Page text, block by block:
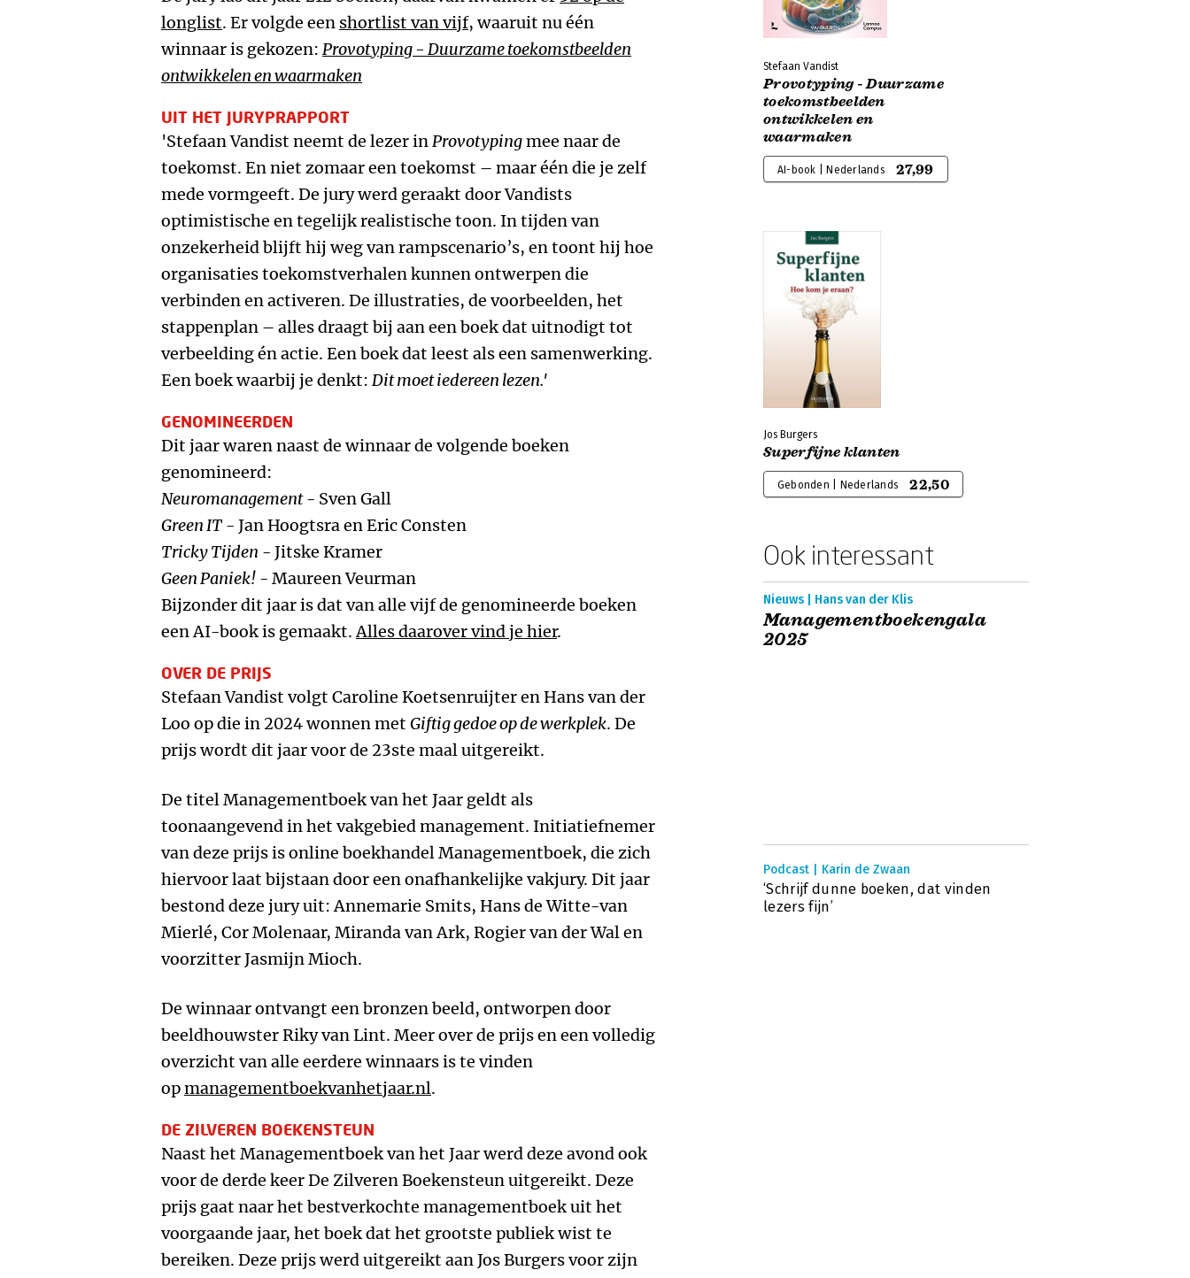
longlist. Er volgde een shortlist van vijf, waaruit nu één
winnaar is gekozen: Provotyping - Duurzame toekomstbeelden
ontwikkelen en waarmaken
UIT HET JURYPRAPPORT
'Stefaan Vandist neemt de lezer inProvotypingmee naar de
toekomst. En niet zomaar een toekomst – maar één die je zelf
mede vormgeeft. De jury werd geraakt door Vandists
optimistische en tegelijk realistische toon. In tijden van
onzekerheid blijft hij weg van rampscenario’s, en toont hij hoe
organisaties toekomstverhalen kunnen ontwerpen die
verbinden en activeren. De illustraties, de voorbeelden, het
stappenplan – alles draagt bij aan een boek dat uitnodigt tot
verbeelding én actie. Een boek dat leest als een samenwerking.
Een boek waarbij je denkt: Dit moet iedereen lezen.'
GENOMINEERDEN
Dit jaar waren naast de winnaar de volgende boeken
genomineerd:
Neuromanagement- Sven Gall
Green IT- Jan Hoogtsra en Eric Consten
Tricky Tijden - Jitske Kramer
Geen Paniek! - Maureen Veurman
Bijzonder dit jaar is dat van alle vijf de genomineerde boeken
een AI-book is gemaakt.Alles daarover vind je hier.
OVER DE PRIJS
Stefaan Vandist volgt Caroline Koetsenruijter en Hans van der
Loo op die in 2024 wonnen met Giftig gedoe op de werkplek. De
prijs wordt dit jaar voor de 23ste maal uitgereikt.
De titel Managementboek van het Jaar geldt als
toonaangevend in het vakgebied management. Initiatiefnemer
van deze prijs is online boekhandel Managementboek, die zich
hiervoor laat bijstaan door een onafhankelijke vakjury. Dit jaar
bestond deze jury uit: Annemarie Smits, Hans de Witte-van
Mierlé, Cor Molenaar, Miranda van Ark, Rogier van der Wal en
voorzitter Jasmijn Mioch.
De winnaar ontvangt een bronzen beeld, ontworpen door
beeldhouwster Riky van Lint. Meer over de prijs en een volledig
overzicht van alle eerdere winnaars is te vinden
opmanagementboekvanhetjaar.nl.
DE ZILVEREN BOEKENSTEUN
Naast het Managementboek van het Jaar werd deze avond ook
voor de derde keer De Zilveren Boekensteun uitgereikt. Deze
prijs gaat naar het bestverkochte managementboek uit het
voorgaande jaar, het boek dat het grootste publiek wist te
bereiken. Deze prijs werd uitgereikt aan Jos Burgers voor zijn
Stefaan Vandist
Provotyping - Duurzame
toekomstbeelden
ontwikkelen en
waarmaken
AI-book | Nederlands 27,99
Jos Burgers
Superfijne klanten
Gebonden | Nederlands 22,50
Ook interessant
Nieuws | Hans van der Klis
Managementboekengala
2025
Podcast | Karin de Zwaan
‘Schrijf dunne boeken, dat vinden
lezers fijn’